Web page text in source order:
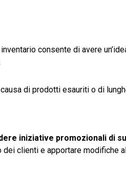
consente di avere
di prodotti esauriti o di
iniziative promozionali di
clienti e apportare modifiche